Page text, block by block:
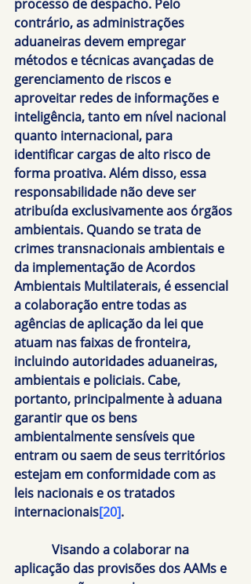
processo de despacho. Pelo
contrário, as administrações
aduaneiras devem empregar
métodos e técnicas avançadas de
gerenciamento de riscos e
aproveitar redes de informações e
inteligência, tanto em nível nacional
quanto internacional, para
identificar cargas de alto risco de
forma proativa. Além disso, essa
responsabilidade não deve ser
atribuída exclusivamente aos órgãos
ambientais. Quando se trata de
crimes transnacionais ambientais e
da implementação de Acordos
Ambientais Multilaterais, é essencial
a colaboração entre todas as
agências de aplicação da lei que
atuam nas faixas de fronteira,
incluindo autoridades aduaneiras,
ambientais e policiais. Cabe,
portanto, principalmente à aduana
garantir que os bens
ambientalmente sensíveis que
entram ou saem de seus territórios
estejam em conformidade com as
leis nacionais e os tratados
internacionais[20].
Visando a colaborar na
aplicação das provisões dos AAMs e